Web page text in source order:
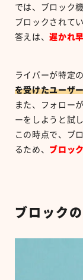
では、ブロック
ブロックされて
答えは、遅かれ
ライバーが特定
を受けたユーザ
また、フォロー
ーをしようと試
この時点で、ブ
るため、 ブロッ
ブロック